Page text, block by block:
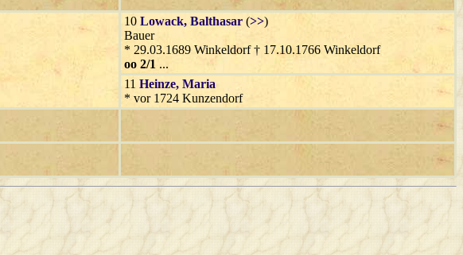
10 Lowack, Balthasar (>>)
Bauer
* 29.03.1689 Winkeldorf † 17.10.1766 Winkeldorf
oo 2/1 ...
11 Heinze, Maria
* vor 1724 Kunzendorf